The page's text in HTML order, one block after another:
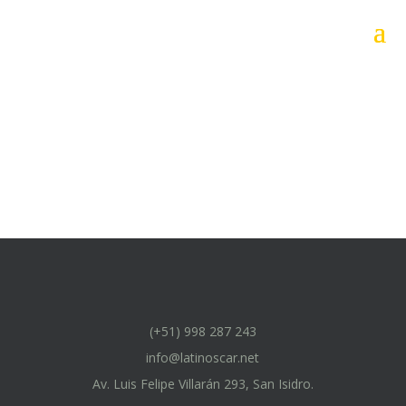
(+51) 998 287 243
info@latinoscar.net
Av. Luis Felipe Villarán 293, San Isidro.